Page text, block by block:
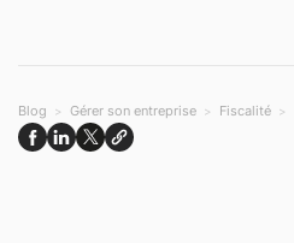
Blog Gérer son entreprise Fiscalité